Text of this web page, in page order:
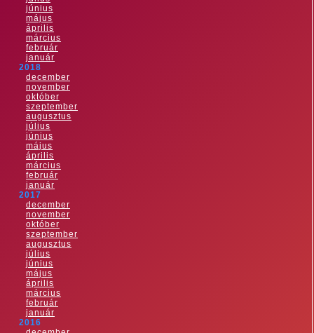
június
május
április
március
február
január
2018
december
november
október
szeptember
augusztus
július
június
május
április
március
február
január
2017
december
november
október
szeptember
augusztus
július
június
május
április
március
február
január
2016